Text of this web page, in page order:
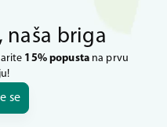
naša briga
15% popustana prvu
se